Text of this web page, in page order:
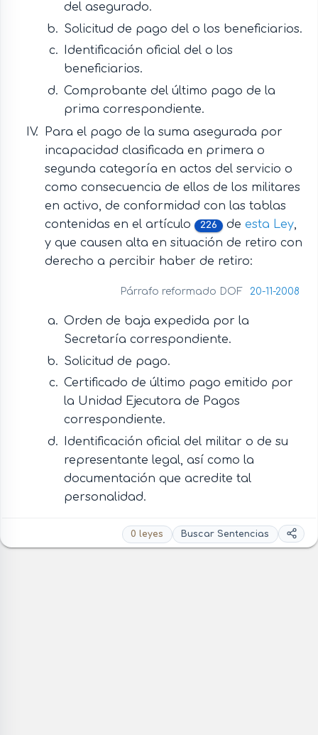
del asegurado.
Solicitud de pago del o los beneficiarios.
Identificación oficial del o los
beneficiarios.
Comprobante del último pago de la
prima correspondiente.
Para el pago de la suma asegurada por
incapacidad clasificada en primera o
segunda categoría en actos del servicio o
como consecuencia de ellos de los militares
en activo, de conformidad con las tablas
contenidas en el artículo
226 de esta Ley,
y que causen alta en situación de retiro con
derecho a percibir haber de retiro:
Párrafo reformado DOF 20-11-2008
Orden de baja expedida por la
Secretaría correspondiente.
Solicitud de pago.
Certificado de último pago emitido por
la Unidad Ejecutora de Pagos
correspondiente.
Identificación oficial del militar o de su
representante legal, así como la
documentación que acredite tal
personalidad.
0 leyes Buscar Sentencias